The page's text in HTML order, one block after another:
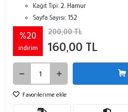
Kağıt Tipi: 2. Hamur
Sayfa Sayısı: 152
%20
indirim
200,00 TL
160,00 TL
Favorilerime ekle